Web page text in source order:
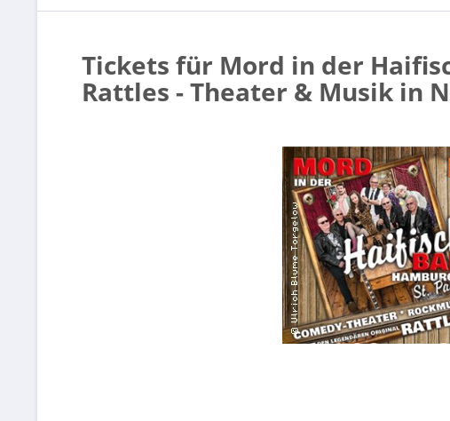
Tickets für Mord in der
Rattles - Theater & Musik in